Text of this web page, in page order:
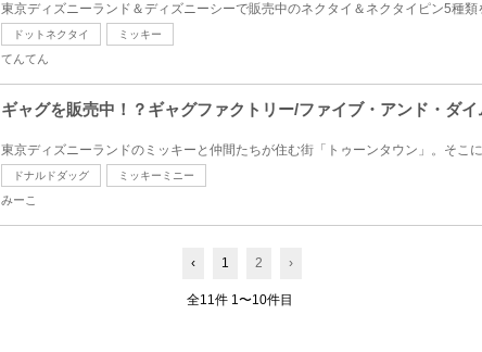
ドットネクタイ ミッキー
てんてん
ギャグを販売中！？ギャグファクトリー/ファイブ・アンド・ダイ
ドナルドダッグ ミッキーミニー
みーこ
‹ 1 2 ›
全11件 1〜10件目